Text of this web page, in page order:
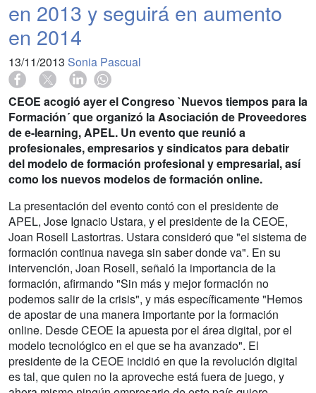
en 2013 y seguirá en aumento
en 2014
13/11/2013 Sonia Pascual
CEOE acogió ayer el Congreso `Nuevos tiempos para la
Formación´ que organizó la Asociación de Proveedores
de e-learning, APEL. Un evento que reunió a
profesionales, empresarios y sindicatos para debatir
del modelo de formación profesional y empresarial, así
como los nuevos modelos de formación online.
La presentación del evento contó con el presidente de
APEL, Jose Ignacio Ustara, y el presidente de la CEOE,
Joan Rosell Lastortras. Ustara consideró que "el sistema de
formación continua navega sin saber donde va". En su
intervención, Joan Rosell, señaló la importancia de la
formación, afirmando "Sin más y mejor formación no
podemos salir de la crisis", y más específicamente "Hemos
de apostar de una manera importante por la formación
online. Desde CEOE la apuesta por el área digital, por el
modelo tecnológico en el que se ha avanzado". El
presidente de la CEOE incidió en que la revolución digital
es tal, que quien no la aproveche está fuera de juego, y